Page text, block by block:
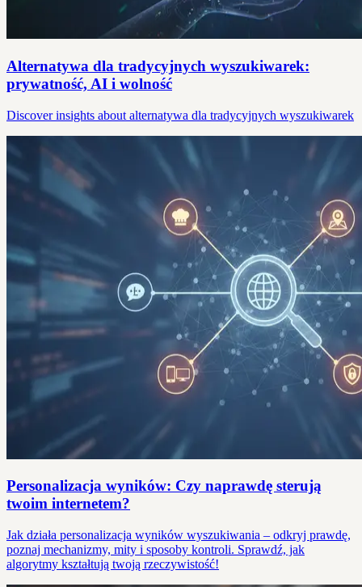
Alternatywa dla tradycyjnych wyszukiwarek:
prywatność, AI i wolność
Discover insights about alternatywa dla tradycyjnych wyszukiwarek
Personalizacja wyników: Czy naprawdę sterują
twoim internetem?
Jak działa personalizacja wyników wyszukiwania – odkryj prawdę,
poznaj mechanizmy, mity i sposoby kontroli. Sprawdź, jak
algorytmy kształtują twoją rzeczywistość!